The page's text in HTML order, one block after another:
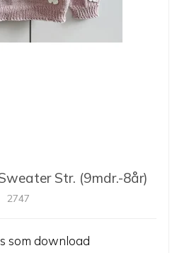
Str. (9mdr.-8år)
2747
som download